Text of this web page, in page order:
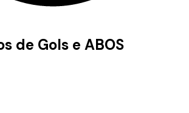
de Gols e ABOS